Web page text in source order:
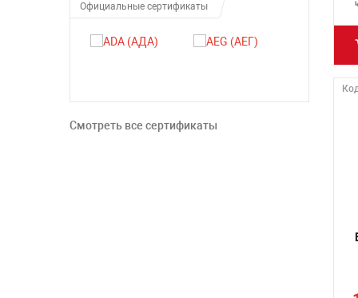
Официальные сертификаты
Смотреть все сертификаты